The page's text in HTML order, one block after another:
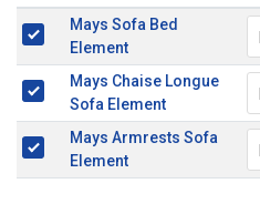
Mays Sofa Bed
Element
Mays Chaise Longue
Sofa Element
Mays Armrests Sofa
Element